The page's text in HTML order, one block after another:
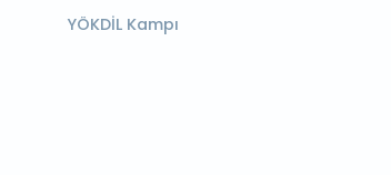
YÖKDİL Kampı